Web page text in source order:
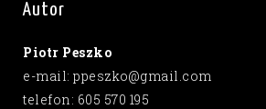
Autor
Piotr Peszko
e-mail: ppeszko@gmail.com
telefon: 605 570 195